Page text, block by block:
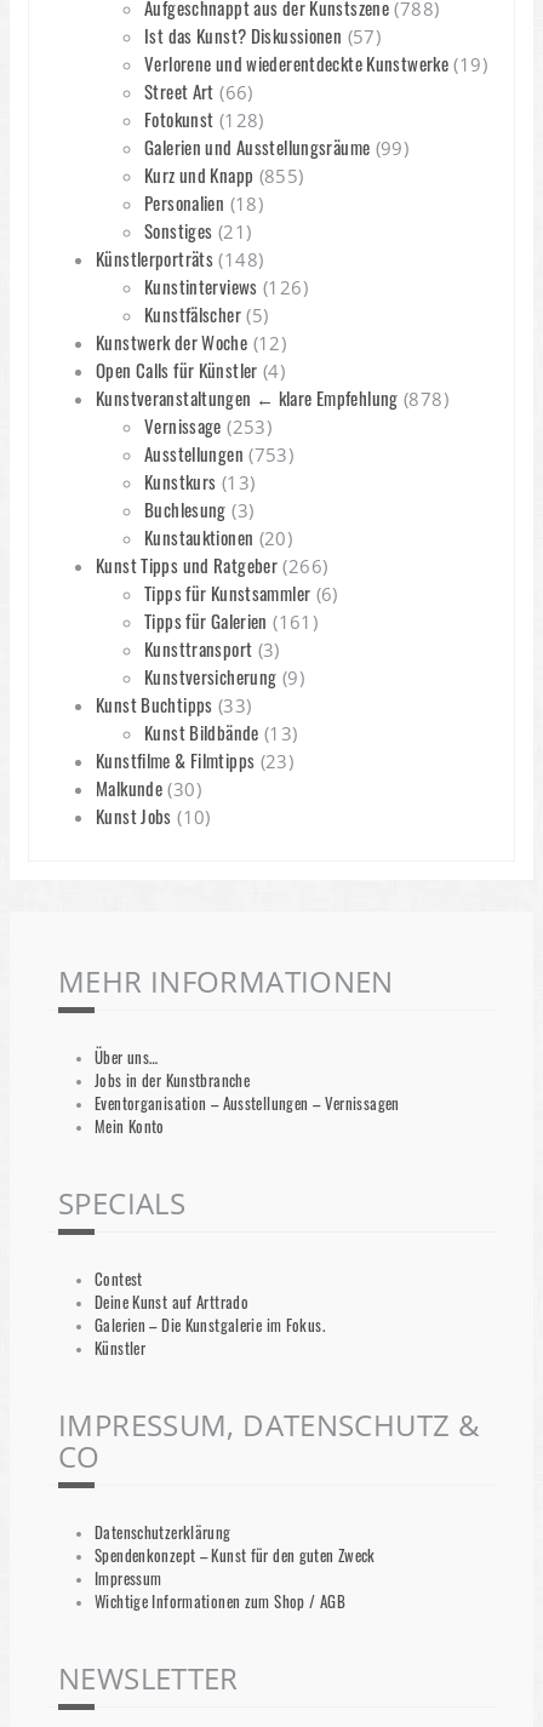
Aufgeschnappt aus der Kunstszene (788)
Ist das Kunst? Diskussionen (57)
Verlorene und wiederentdeckte Kunstwerke (19)
Street Art (66)
Fotokunst (128)
Galerien und Ausstellungsräume (99)
Kurz und Knapp (855)
Personalien (18)
Sonstiges (21)
Künstlerporträts (148)
Kunstinterviews (126)
Kunstfälscher(5)
Kunstwerk der Woche (12)
Open Calls für Künstler (4)
Kunstveranstaltungen ← klare Empfehlung (878)
Vernissage (253)
Ausstellungen (753)
Kunstkurs (13)
Buchlesung (3)
Kunstauktionen (20)
Kunst Tipps und Ratgeber (266)
Tipps für Kunstsammler (6)
Tipps für Galerien (161)
Kunsttransport (3)
Kunstversicherung (9)
Kunst Buchtipps (33)
Kunst Bildbände (13)
Kunstfilme & Filmtipps (23)
Malkunde (30)
Kunst Jobs (10)
MEHR INFORMATIONEN
Über uns…
Jobs in der Kunstbranche
Eventorganisation – Ausstellungen – Vernissagen
Mein Konto
SPECIALS
Contest
Deine Kunst auf Arttrado
Galerien – Die Kunstgalerie im Fokus.
Künstler
IMPRESSUM, DATENSCHUTZ &
CO
Datenschutzerklärung
Spendenkonzept – Kunst für den guten Zweck
Impressum
Wichtige Informationen zum Shop / AGB
NEWSLETTER